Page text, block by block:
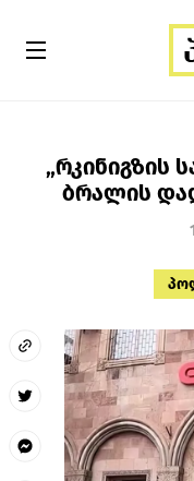
„რკინიგზის
ბრალის